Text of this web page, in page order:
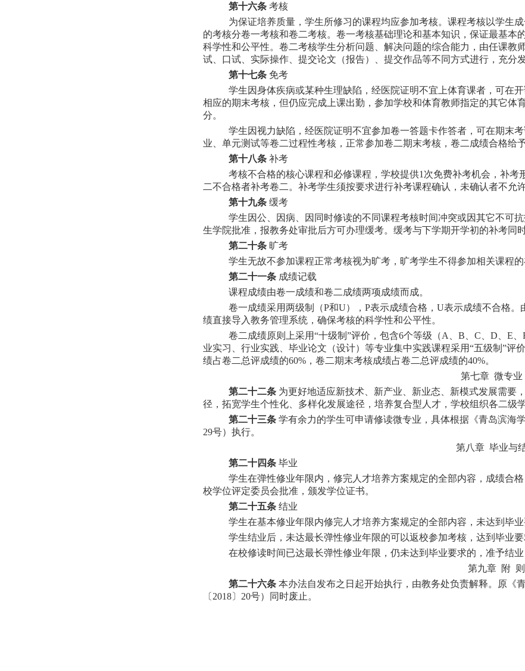
第十六条考核
为保证培养质量，学生所修习的课程均应参加考核。课程考核以学生
的考核分卷一考核和卷二考核。卷一考核基础理论和基本知识，保证最基本
科学性和公平性。卷二考核学生分析问题、解决问题的综合能力，由任课教
试、口试、实际操作、提交论文（报告）、提交作品等不同方式进行，充分
第十七条免考
学生因身体疾病或某种生理缺陷，经医院证明不宜上体育课者，可在
相应的期末考核，但仍应完成上课出勤，参加学校和体育教师指定的其它体
分。
学生因视力缺陷，经医院证明不宜参加卷一答题卡作答者，可在期末
业、单元测试等卷二过程性考核，正常参加卷二期末考核，卷二成绩合格给
第十八条补考
考核不合格的核心课程和必修课程，学校提供1次免费补考机会，补
二不合格者补考卷二。补考学生须按要求进行补考课程确认，未确认者不允许
第十九条缓考
学生因公、因病、因同时修读的不同课程考核时间冲突或因其它不可
生学院批准，报教务处审批后方可办理缓考。缓考与下学期开学初的补考同
第二十条旷考
学生无故不参加课程正常考核视为旷考，旷考学生不得参加相关课程的
第二十一条成绩记载
课程成绩由卷一成绩和卷二成绩两项成绩而成。
卷一成绩采用两级制（P和U），P表示成绩合格，U表示成绩不合格
绩直接导入教务管理系统，确保考核的科学性和公平性。
卷二成绩原则上采用“十级制”评价，包含6个等级（A、B、C、D、E
业实习、行业实践、毕业论文（设计）等专业集中实践课程采用“五级制”评
绩占卷二总评成绩的60%，卷二期末考核成绩占卷二总评成绩的40%。
第七章 微专业
第二十二条为更好地适应新技术、新产业、新业态、新模式发展需要
径，拓宽学生个性化、多样化发展途径，培养复合型人才，学校组织各二级
第二十三条学有余力的学生可申请修读微专业，具体根据《青岛滨海
29号）执行。
第八章 毕业与
第二十四条毕业
学生在弹性修业年限内，修完人才培养方案规定的全部内容，成绩合
校学位评定委员会批准，颁发学位证书。
第二十五条结业
学生在基本修业年限内修完人才培养方案规定的全部内容，未达到毕
学生结业后，未达最长弹性修业年限的可以返校参加考核，达到毕业要
在校修读时间已达最长弹性修业年限，仍未达到毕业要求的，准予结业
第九章 附 则
第二十六条本办法自发布之日起开始执行，由教务处负责解释。原《
〔2018〕20号）同时废止。